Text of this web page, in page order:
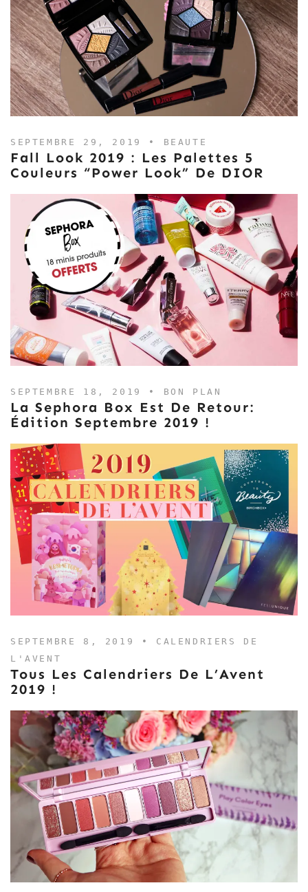
SEPTEMBRE 29, 2019 • BEAUTE
Fall Look 2019 : Les Palettes 5
Couleurs “Power Look” De DIOR
SEPTEMBRE 18, 2019 • BON PLAN
La Sephora Box Est De Retour:
Édition Septembre 2019 !
SEPTEMBRE 8, 2019 • CALENDRIERS DE
L'AVENT
Tous Les Calendriers De L’Avent
2019 !